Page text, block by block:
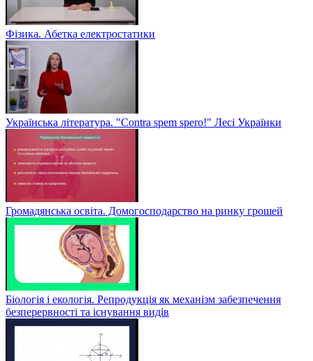
Фізика. Абетка електростатики
Українська література. "Contra spem spero!" Лесі Українки
Громадянська освіта. Домогосподарство на ринку грошей
Біологія і екологія. Репродукція як механізм забезпечення
безперервності та існування видів